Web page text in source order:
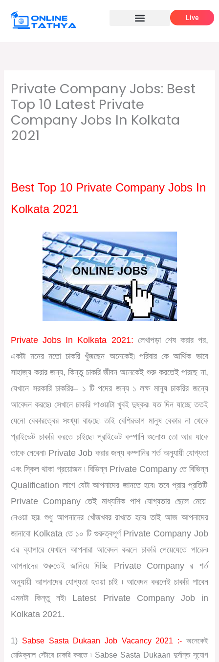
Live
Private Company Jobs: Best
Top 10 Latest Private
Company Jobs In Kolkata
2021
Best Top 10 Private Company Jobs In
Kolkata 2021
Private Jobs In Kolkata 2021: লেখাপড়া শেষ করার পর,
একটা মনের মতো চাকরি খুঁজছেন অনেকেই৷ পরিবার কে আর্থিক ভাবে
সাহাজ্য করার জন্য,কিন্তু চাকরি জীবন অনেকেই শুরু করতেই পারছে না,
যেখানে সরকারি চাকরির– ১ টি পদের জন্য ১ লক্ষ মানুষ চাকরির জন্যে
আবেদন করছে৷ সেখানে চাকরি পাওয়াটা খুবই দুষ্কর৷ যত দিন যাচ্ছে ততই
যেনো বেকারত্বের সংখ্যা বাড়ছে৷ তাই বেশিরভাগ মানুষ বেকার না থেকে
প্রাইভেট চাকরি করতে চাইছে৷ প্রাইভেট কম্পানি গুলোও তো আর যাকে
তাকে নেবেনা৷ Private Job করার জন্য কম্পানির শর্ত অনুযায়ী যোগ্যতা
এবং স্কিল থাকা প্রয়োজন ৷ বিভিন্নPrivate Company তে বিভিন্ন
Qualification লাগে যেটা আপনাদের জানতে হবে৷ তবে প্রায় প্রতিটি
Private Companyতেই মাধ্যমিক পাশ যোগ্যতার ছেলে মেয়ে
নেওয়া হয়৷ শুধু আপনাদের খোঁজখবর রাখতে হবে৷ তাই আজ আপনাদের
জানাবোKolkata তে ১০ টি গুরুত্বপূর্ণPrivate Company Job
এর ব্যাপারে যেখানে আপনারা আবেদন করলে চাকরি পেয়েযেতে পারেন৷
আপনাদের শুরুতেই জানিয়ে দিচ্ছিPrivate Companyর শর্ত
অনুযায়ী আপনাদের যোগ্যতা হওয়া চাই ৷ আবেদন করলেই চাকরি পাবেন
এমনটা
কিন্তু নই৷ Latest Private Company Job in
Kolkata 2021.
1) Sabse Sasta Dukaan Job Vacancy 2021 :-অনেকেই
মেডিক্যাল স্টোরে চাকরি করতে ৷ Sabse Sasta Dukaan দুর্দান্ত সূযোগ